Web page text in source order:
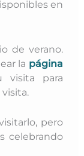
en
de verano.
la página
para
pero
celebrando